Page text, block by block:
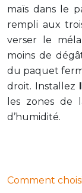
maïs dans le
rempli aux
verser le
moins de
du paquet
droit. Installez
les zones de
d’humidité.
Comment